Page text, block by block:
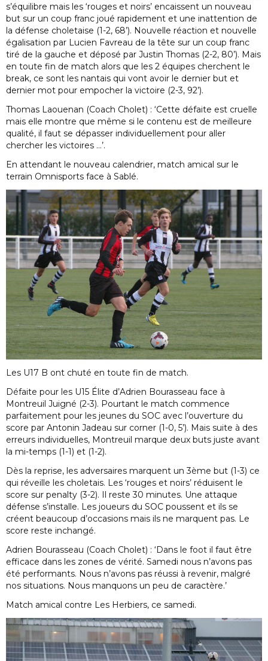
s’équilibre mais les ‘rouges et noirs’ encaissent un nouveau
but sur un coup franc joué rapidement et une inattention de
la défense choletaise (1-2, 68’). Nouvelle réaction et nouvelle
égalisation par Lucien Favreau de la tête sur un coup franc
tiré de la gauche et déposé par Justin Thomas (2-2, 80’). Mais
en toute fin de match alors que les 2 équipes cherchent le
break, ce sont les nantais qui vont avoir le dernier but et
dernier mot pour empocher la victoire (2-3, 92’).
Thomas Laouenan (Coach Cholet) : ‘Cette défaite est cruelle
mais elle montre que même si le contenu est de meilleure
qualité, il faut se dépasser individuellement pour aller
chercher les victoires …’.
En attendant le nouveau calendrier, match amical sur le
terrain Omnisports face à Sablé.
Les U17 B ont chuté en toute fin de match.
Défaite pour les U15 Élite d’Adrien Bourasseau face à
Montreuil Juigné (2-3). Pourtant le match commence
parfaitement pour les jeunes du SOC avec l’ouverture du
score par Antonin Jadeau sur corner (1-0, 5’). Mais suite à des
erreurs individuelles, Montreuil marque deux buts juste avant
la mi-temps (1-1) et (1-2).
Dès la reprise, les adversaires marquent un 3ème but (1-3) ce
qui réveille les choletais. Les ‘rouges et noirs’ réduisent le
score sur penalty (3-2). Il reste 30 minutes. Une attaque
défense s’installe. Les joueurs du SOC poussent et ils se
créent beaucoup d’occasions mais ils ne marquent pas. Le
score reste inchangé.
Adrien Bourasseau (Coach Cholet) : ‘Dans le foot il faut être
efficace dans les zones de vérité. Samedi nous n’avons pas
été performants. Nous n’avons pas réussi à revenir, malgré
nos situations. Nous manquons un peu de caractère.’
Match amical contre Les Herbiers, ce samedi.